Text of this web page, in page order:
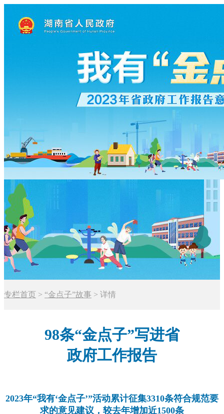
专栏首页 > “金点子”故事 > 详情
98条“金点子”写进省
政府工作报告
2023年“我有‘金点子’”活动累计征集3310条符合规范要
求的意见建议，较去年增加近1500条